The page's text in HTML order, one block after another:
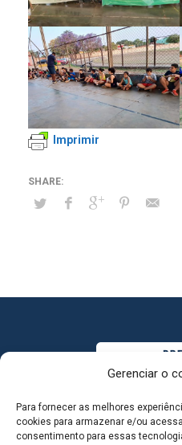
Gerenciar o
Para fornecer as melhores
cookies para armazenar e/ou
consentimento para essas
Imprimir